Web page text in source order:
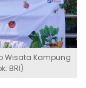
Wisata Kampung
BRI)